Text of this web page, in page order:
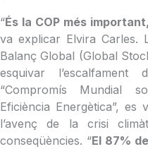
“És la COP més
va explicar Elvira Carles.
Balanç Global (Global
esquivar
“Compromís Mundial
Eficiència Energètica”,
l’avenç de la crisi
conseqüències. “El 87%